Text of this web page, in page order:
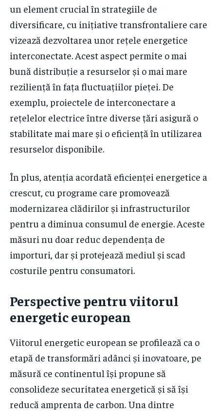
un element crucial în strategiile de
diversificare, cu inițiative transfrontaliere care
vizează dezvoltarea unor rețele energetice
interconectate. Acest aspect permite o mai
bună distribuție a resurselor și o mai mare
reziliență în fața fluctuațiilor pieței. De
exemplu, proiectele de interconectare a
rețelelor electrice între diverse țări asigură o
stabilitate mai mare și o eficiență în utilizarea
resurselor disponibile.
În plus, atenția acordată eficienței energetice a
crescut, cu programe care promovează
modernizarea clădirilor și infrastructurilor
pentru a diminua consumul de energie. Aceste
măsuri nu doar reduc dependența de
importuri, dar și protejează mediul și scad
costurile pentru consumatori.
Perspective pentru viitorul
energetic european
Viitorul energetic european se profilează ca o
etapă de transformări adânci și inovatoare, pe
măsură ce continentul își propune să
consolideze securitatea energetică și să își
reducă amprenta de carbon. Una dintre